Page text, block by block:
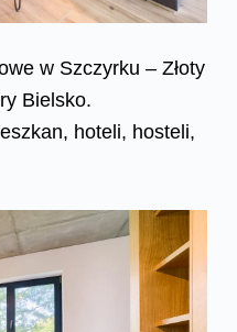
w Szczyrku – Złoty
Bielsko.
hoteli, hosteli,